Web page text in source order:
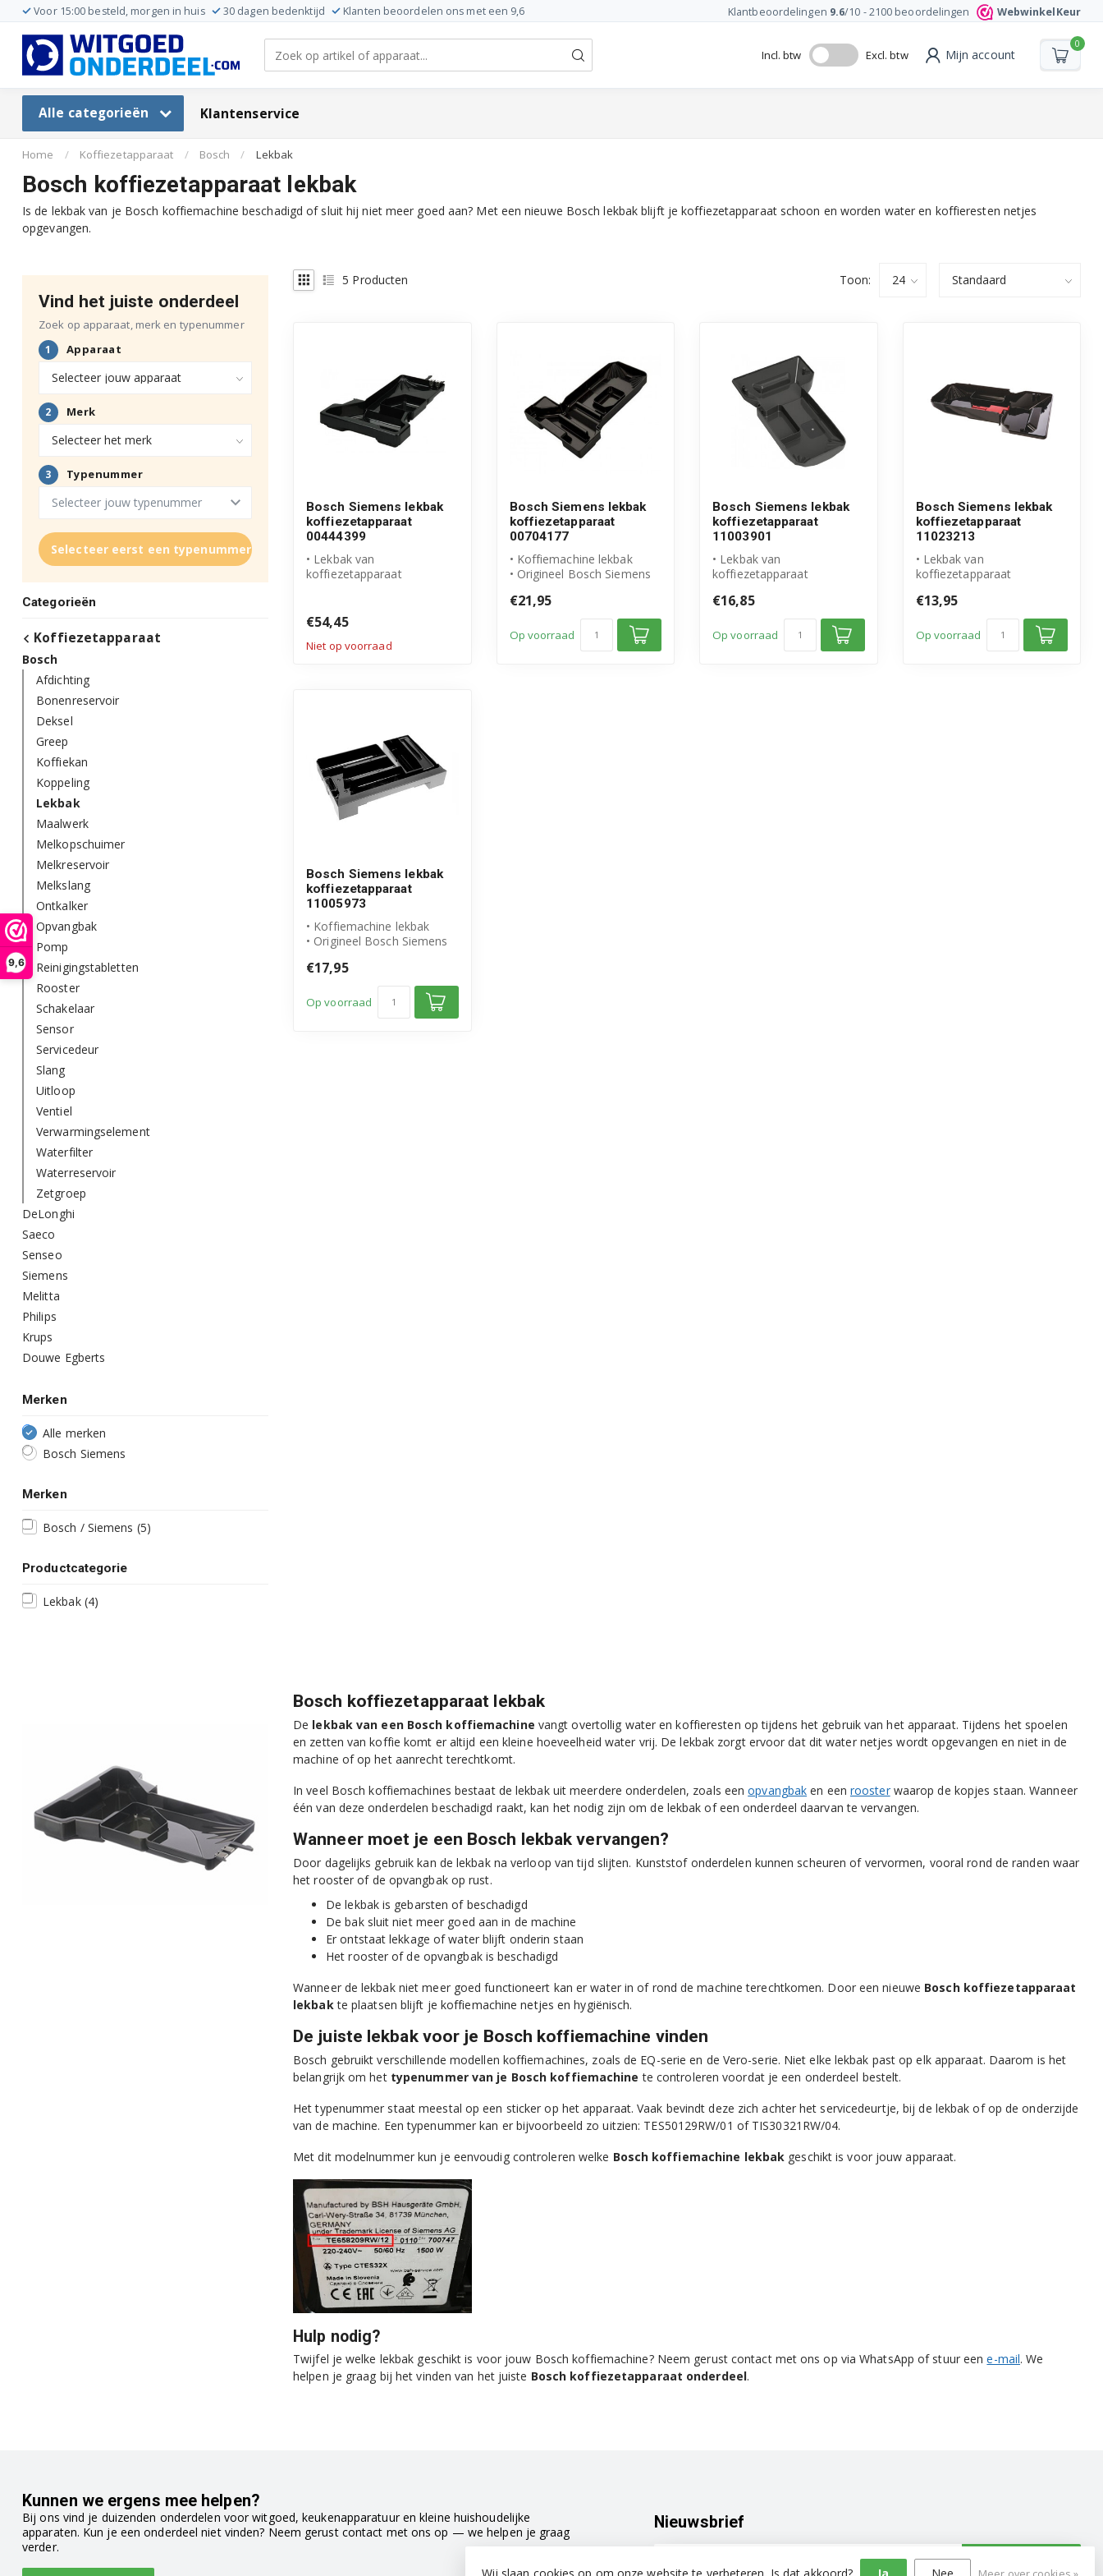
9,6
Voor 15:00 besteld, morgen in huis 30 dagen bedenktijd Klanten beoordelen ons met een 9,6 Klantbeoordelingen 9.6/10 -2100 beoordelingen WebwinkelKeur
Incl. btw Excl. btw Mijn account
0
Alle categorieën Klantenservice
Home / Koffiezetapparaat / Bosch / Lekbak
Bosch koffiezetapparaat lekbak
Is de lekbak van je Bosch koffiemachine beschadigd of sluit hij niet meer goed aan? Met een nieuwe Bosch lekbak blijft je koffiezetapparaat schoon en worden water en koffieresten netjes
opgevangen.
Vind het juiste onderdeel
Zoek op apparaat, merk en typenummer
Selecteer eerst een typenummer
Categorieën
Koffiezetapparaat
Bosch
Afdichting
Bonenreservoir
Deksel
Greep
Koffiekan
Koppeling
Lekbak
Maalwerk
Melkopschuimer
Melkreservoir
Melkslang
Ontkalker
Opvangbak
Pomp
Reinigingstabletten
Rooster
Schakelaar
Sensor
Servicedeur
Slang
Uitloop
Ventiel
Verwarmingselement
Waterfilter
Waterreservoir
Zetgroep
DeLonghi
Saeco
Senseo
Siemens
Melitta
Philips
Krups
Douwe Egberts
Merken
Alle merken
Bosch Siemens
Merken
Bosch / Siemens (5)
Productcategorie
Lekbak (4)
5 Producten Toon:
Bosch Siemens lekbak
koffiezetapparaat
00444399
• Lekbak van
koffiezetapparaat
• Artikelnumm...
€54,45
Niet op voorraad
Bosch Siemens lekbak
koffiezetapparaat
00704177
• Koffiemachine lekbak
• Origineel Bosch Siemens
€21,95
Op voorraad
Bosch Siemens lekbak
koffiezetapparaat
11003901
• Lekbak van
koffiezetapparaat
• Origineel Bosch Siemens
€16,85
Op voorraad
Bosch Siemens lekbak
koffiezetapparaat
11023213
• Lekbak van
koffiezetapparaat
• Origineel Bosch Siemens
€13,95
Op voorraad
Bosch Siemens lekbak
koffiezetapparaat
11005973
• Koffiemachine lekbak
• Origineel Bosch Siemens
• Inhoud verpakking: ...
€17,95
Op voorraad
Bosch koffiezetapparaat lekbak
De lekbak van een Bosch koffiemachine vangt overtollig water en koffieresten op tijdens het gebruik van het apparaat. Tijdens het spoelen
en zetten van koffie komt er altijd een kleine hoeveelheid water vrij. De lekbak zorgt ervoor dat dit water netjes wordt opgevangen en niet in de
machine of op het aanrecht terechtkomt.
In veel Bosch koffiemachines bestaat de lekbak uit meerdere onderdelen, zoals eenopvangbak en een roosterwaarop de kopjes staan. Wanneer
één van deze onderdelen beschadigd raakt, kan het nodig zijn om de lekbak of een onderdeel daarvan te vervangen.
Wanneer moet je een Bosch lekbak vervangen?
Door dagelijks gebruik kan de lekbak na verloop van tijd slijten. Kunststof onderdelen kunnen scheuren of vervormen, vooral rond de randen waar
het rooster of de opvangbak op rust.
De lekbak is gebarsten of beschadigd
De bak sluit niet meer goed aan in de machine
Er ontstaat lekkage of water blijft onderin staan
Het rooster of de opvangbak is beschadigd
Wanneer de lekbak niet meer goed functioneert kan er water in of rond de machine terechtkomen. Door een nieuwe Bosch koffiezetapparaat
lekbakte plaatsen blijft je koffiemachine netjes en hygiënisch.
De juiste lekbak voor je Bosch koffiemachine vinden
Bosch gebruikt verschillende modellen koffiemachines, zoals de EQ-serie en de Vero-serie. Niet elke lekbak past op elk apparaat. Daarom is het
belangrijk om het typenummer van je Bosch koffiemachine te controleren voordat je een onderdeel bestelt.
Het typenummer staat meestal op een sticker op het apparaat. Vaak bevindt deze zich achter het servicedeurtje, bij de lekbak of op de onderzijde
van de machine. Een typenummer kan er bijvoorbeeld zo uitzien: TES50129RW/01 of TIS30321RW/04.
Met dit modelnummer kun je eenvoudig controleren welke Bosch koffiemachine lekbak geschikt is voor jouw apparaat.
Hulp nodig?
Twijfel je welke lekbak geschikt is voor jouw Bosch koffiemachine? Neem gerust contact met ons op via WhatsApp of stuur eene-mail. We
helpen je graag bij het vinden van het juiste Bosch koffiezetapparaat onderdeel.
Kunnen we ergens mee helpen?
Bij ons vind je duizenden onderdelen voor witgoed, keukenapparatuur en kleine huishoudelijke
apparaten. Kun je een onderdeel niet vinden? Neem gerust contact met ons op — we helpen je graag
verder.
Nieuwsbrief